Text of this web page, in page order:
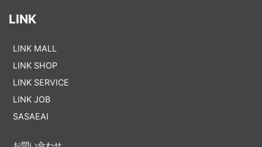
LINK
LINK MALL
LINK SHOP
LINK SERVICE
LINK JOB
SASAEAI
お問い合わせ